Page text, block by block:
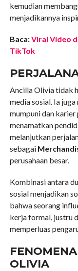
kemudian
menjadikannya
Baca:Viral Video
TikTok
Ancilla Olivia tidak
media sosial. Ia
mumpuni dan
menamatkan
melanjutkan
sebagai
perusahaan besar.
Kombinasi antara
sosial menjadikan
bahwa seorang
kerja formal, justru
memperluas
OLIVIA